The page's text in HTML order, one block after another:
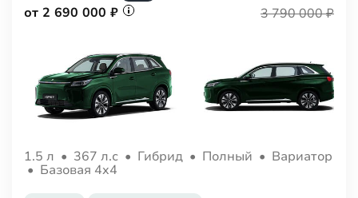
от 2 690 000 ₽ 3 790 000 ₽
1.5 л • 367 л.с • Гибрид • Полный • Вариатор
• Базовая 4x4